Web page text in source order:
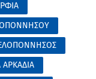
ΑΡΚΑΔΙΑ